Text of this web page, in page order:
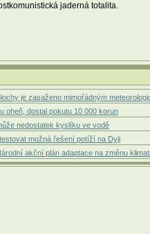
jaderná totalita.
je zasaženo mimořádným
oheň, dostal pokutu 10 000 korun
nedostatek kyslíku ve vodě
možná řešení potíží na Dyji
akční plán adaptace na změnu